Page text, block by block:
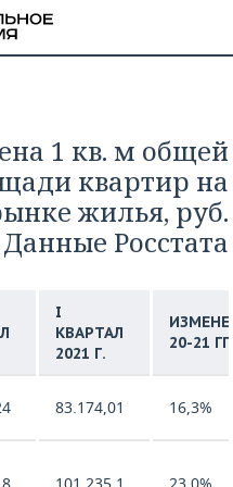
1 кв. м общей
квартир на
жилья, руб.
Данные Росстата
I
КВАРТАЛ
2021 Г.
20-21 ГГ.
83.174,01 16,3%